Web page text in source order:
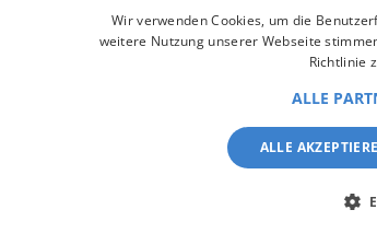
Partner in der Nähe
Reitschule
Wir verwenden Cookies, um die
weitere Nutzung unserer Webseite
Richtlinie
ALLE
ALLE